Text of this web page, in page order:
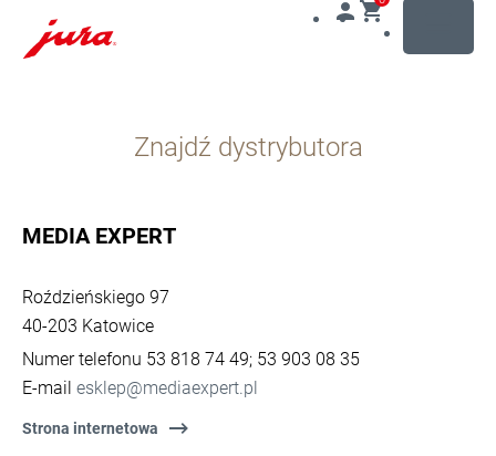
opcji
wyszukiwania
Znajdź dystrybutora
MEDIA EXPERT
Roździeńskiego 97
40-203 Katowice
Numer telefonu 53 818 74 49; 53 903 08 35
E-mail esklep@mediaexpert.pl
Strona internetowa